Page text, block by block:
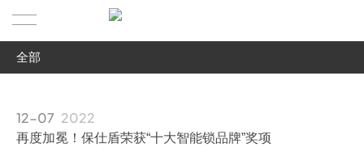
全部
媒体报道
12-07 2022
再度加冕！保仕盾荣获“十大智能锁品牌”奖项
全自动智能锁
新闻资讯